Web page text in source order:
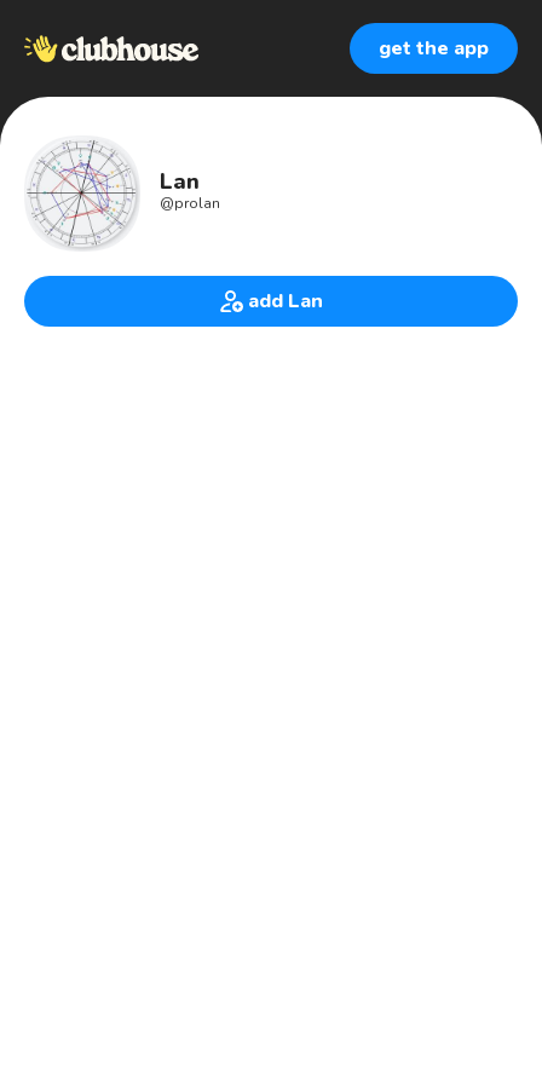
get the app
Lan
@prolan
add Lan